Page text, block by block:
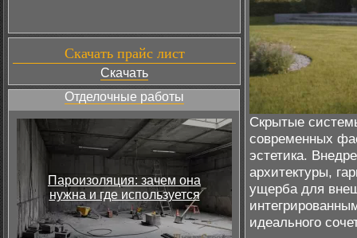
Скачать прайс лист
Скачать
Отделочные работы
Пароизоляция: зачем она
нужна и где используется
Скрытые
современных
эстетика.
архитектуры,
ущерба для
идеального